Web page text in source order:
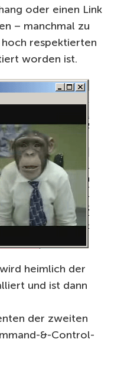
oder einen Link
– manchmal zu
respektierten
worden ist.
heimlich der
und ist dann
der zweiten
&-Control-